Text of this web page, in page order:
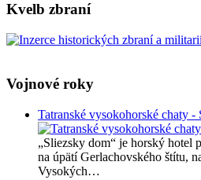
Kvelb zbraní
Vojnové roky
Tatranské vysokohorské chaty -
„Sliezsky dom“ je horský hotel
na úpätí Gerlachovského štítu,
Vysokých…